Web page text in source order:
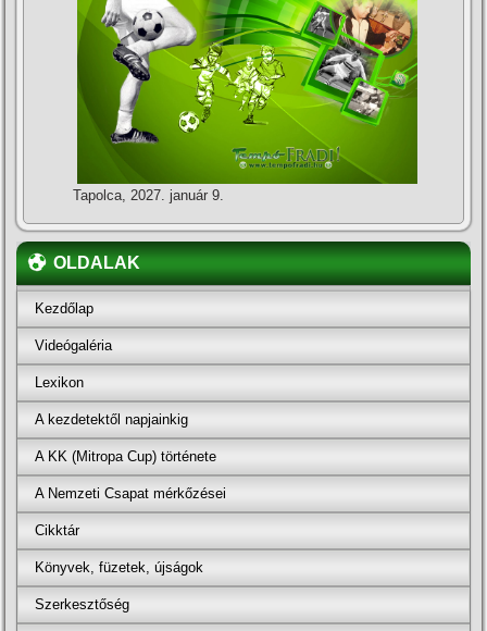
Tapolca, 2027. január 9.
OLDALAK
Kezdőlap
Videógaléria
Lexikon
A kezdetektől napjainkig
A KK (Mitropa Cup) története
A Nemzeti Csapat mérkőzései
Cikktár
Könyvek, füzetek, újságok
Szerkesztőség